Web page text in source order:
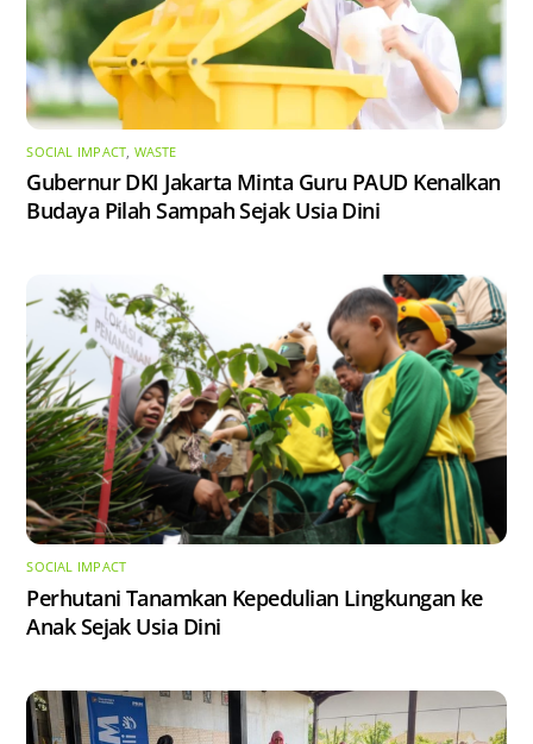
SOCIAL IMPACT, WASTE
Gubernur DKI Jakarta Minta Guru PAUD Kenalkan
Budaya Pilah Sampah Sejak Usia Dini
SOCIAL IMPACT
Perhutani Tanamkan Kepedulian Lingkungan ke
Anak Sejak Usia Dini